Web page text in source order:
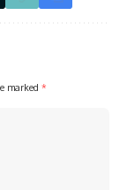
marked *